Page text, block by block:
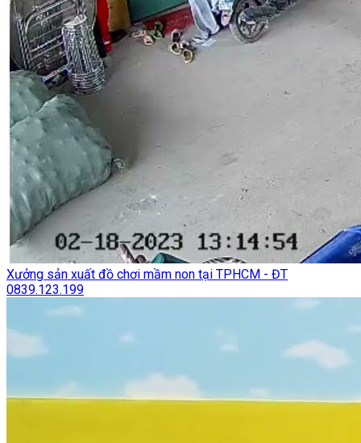
Xưởng sản xuất đồ chơi mầm non tại TPHCM - ĐT
0839.123.199